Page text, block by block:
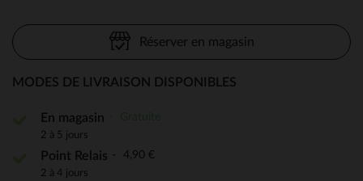
Réserver en magasin
MODES DE LIVRAISON DISPONIBLES
En magasin
2 à 5 jours
Point Relais 4,90 €
2 à 4 jours